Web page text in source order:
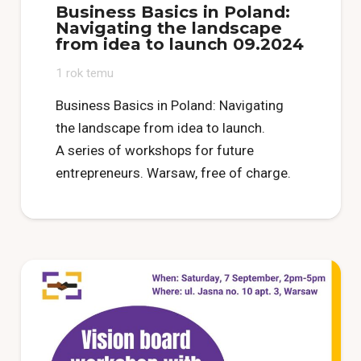
Business Basics in Poland:
Navigating the landscape
from idea to launch 09.2024
1 rok temu
Business Basics in Poland: Navigating
the landscape from idea to launch.
A series of workshops for future
entrepreneurs. Warsaw, free of charge.